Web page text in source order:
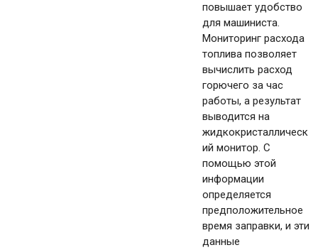
повышает удобство
для машиниста.
Мониторинг расхода
топлива позволяет
вычислить расход
горючего за час
работы, а результат
выводится на
жидкокристаллическ
ий монитор. С
помощью этой
информации
определяется
предположительное
время заправки, и эти
данные